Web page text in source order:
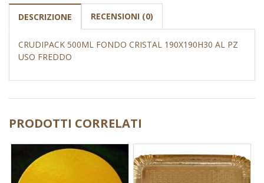
DESCRIZIONE RECENSIONI (0)
CRUDIPACK 500ML FONDO CRISTAL 190X190H30 AL PZ
USO FREDDO
PRODOTTI CORRELATI